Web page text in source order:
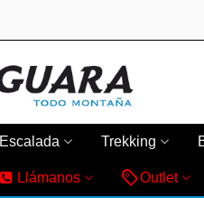
Escalada Trekking
Llámanos Outlet